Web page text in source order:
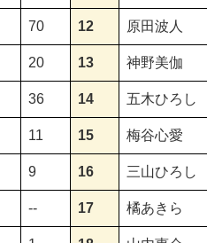
70 12 原田波人
20 13 神野美伽
36 14 五木ひろし
11 15 梅谷心愛
9 16 三山ひろし
-- 17 橘あきら